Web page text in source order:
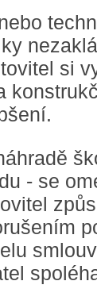
si
- se